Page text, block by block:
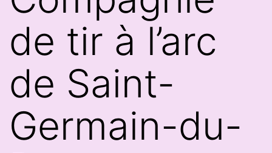
de tir à l’arc
de Saint-
Germain-du-